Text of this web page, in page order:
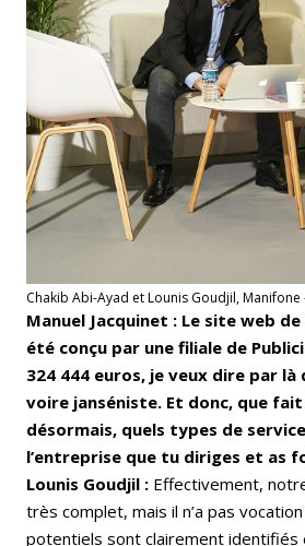
Chakib Abi-Ayad et Lounis Goudjil,
Manuel Jacquinet : Le site web de
été conçu par une filiale de
324 444 euros, je veux dire par là
voire janséniste. Et donc, que
désormais, quels types de
l’entreprise que tu diriges et as
Lounis Goudjil : Effectivement,
très complet, mais il n’a pas
potentiels sont clairement identifiés